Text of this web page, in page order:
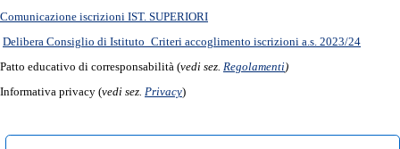
Comunicazione iscrizioni IST. SUPERIORI
Delibera Consiglio di Istituto_Criteri accoglimento iscrizioni a.s. 2023/24
Patto educativo di corresponsabilità (vedi sez. Regolamenti)
Informativa privacy (vedi sez. Privacy)